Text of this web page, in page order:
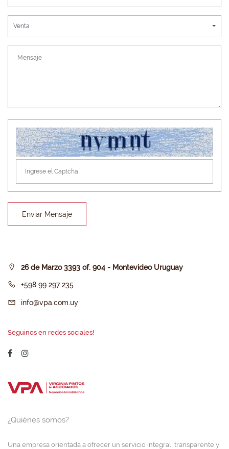
Venta
Enviar Mensaje
26 de Marzo 3393 of. 904 - Montevideo Uruguay
+598 99 297 235
info@vpa.com.uy
Seguinos en redes sociales!
¿Quiénes somos?
Una empresa orientada a ofrecer un servicio integral, transparente y